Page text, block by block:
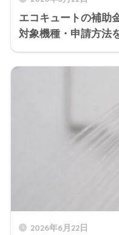
エコキュートの補助
対象機種・申請方法
2026年6月22日